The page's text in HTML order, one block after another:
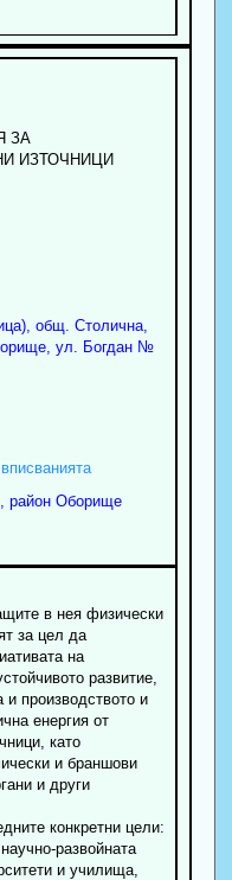
ЗА
ИЗТОЧНИЦИ
, общ. Столична,
, ул. Богдан №
район Оборище
в нея физически
за цел да
на
развитие,
и производството и
енергия от
като
и браншови
и други
конкретни цели:
развойната
и училища,